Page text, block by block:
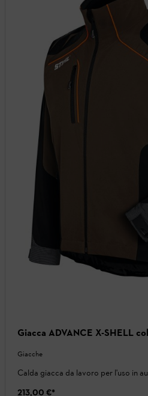
Giacca ADVANCE X-SHELL
Giacche
Calda giacca da lavoro per l'uso in
213,00 €*